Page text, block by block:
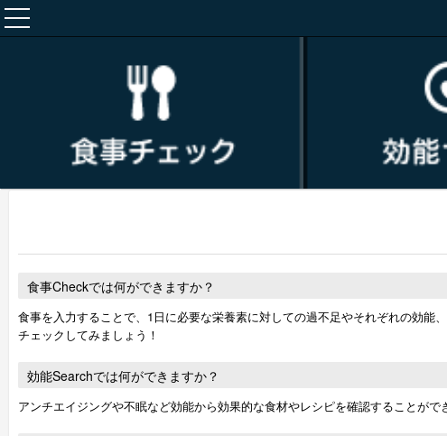
食事Checkでは何ができますか？
食事を入力することで、1日に必要な栄養素に対しての過不足やそれぞれの効
チェックしてみましょう！
効能Searchでは何ができますか？
アンチエイジングや不眠など効能から効果的な食材やレシピを確認することが